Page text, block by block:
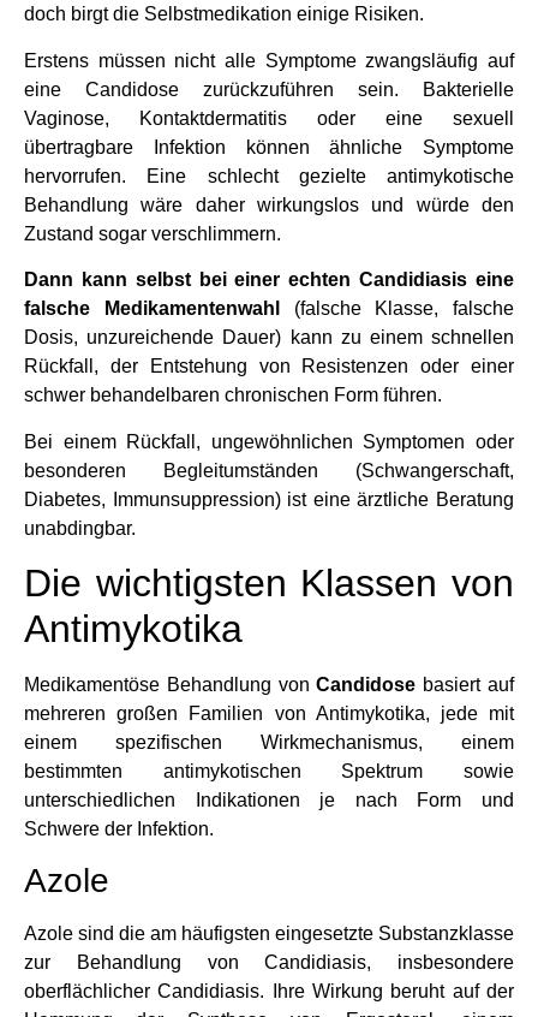
doch birgt die Selbstmedikation einige Risiken.
Erstens müssen nicht alle Symptome zwangsläufig auf
eine Candidose zurückzuführen sein. Bakterielle
Vaginose, Kontaktdermatitis oder eine sexuell
übertragbare Infektion können ähnliche Symptome
hervorrufen. Eine schlecht gezielte antimykotische
Behandlung wäre daher wirkungslos und würde den
Zustand sogar verschlimmern.
Dann kann selbst bei einer echten Candidiasis eine
falsche Medikamentenwahl
(falsche Klasse, falsche
Dosis, unzureichende Dauer) kann zu einem schnellen
Rückfall, der Entstehung von Resistenzen oder einer
schwer behandelbaren chronischen Form führen.
Bei einem Rückfall, ungewöhnlichen Symptomen oder
besonderen Begleitumständen (Schwangerschaft,
Diabetes, Immunsuppression) ist eine ärztliche Beratung
unabdingbar.
Die wichtigsten Klassen von
Antimykotika
Medikamentöse Behandlung vonCandidose basiert auf
mehreren großen Familien von Antimykotika, jede mit
einem spezifischen Wirkmechanismus, einem
bestimmten antimykotischen Spektrum sowie
unterschiedlichen Indikationen je nach Form und
Schwere der Infektion.
Azole
Azole sind die am häufigsten eingesetzte Substanzklasse
zur Behandlung von Candidiasis, insbesondere
oberflächlicher Candidiasis. Ihre Wirkung beruht auf der